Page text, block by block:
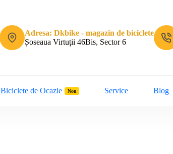
Adresa: Dkbike - magazin de biciclete
Șoseaua Virtuții 46Bis, Sector 6
Biciclete de Ocazie Nou Service Blog